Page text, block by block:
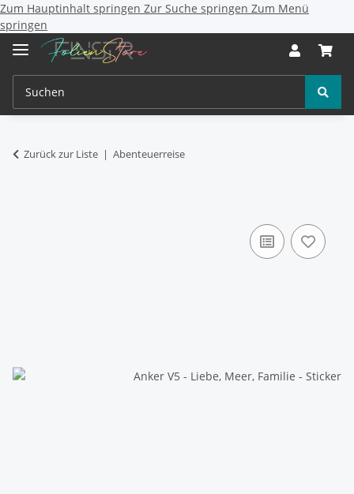
Zum Hauptinhalt springen Zur Suche springen Zum Menü
springen
Zurück zur Liste Abenteuerreise